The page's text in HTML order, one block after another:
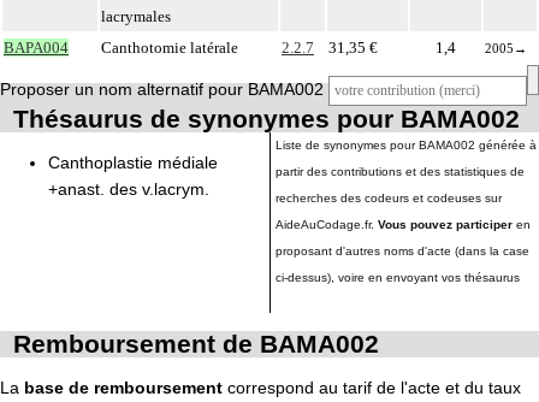
lacrymales
BAPA004 Canthotomie latérale 2.2.7 31,35 € 1,4 2005 →
Proposer un nom alternatif pour BAMA002
Thésaurus de synonymes pour BAMA002
Canthoplastie médiale
+anast. des v.lacrym.
Liste de synonymes pour BAMA002 générée à
partir des contributions et des statistiques de
recherches des codeurs et codeuses sur
AideAuCodage.fr. Vous pouvez participer en
proposant d'autres noms d'acte (dans la case
ci-dessus), voire en envoyant vos thésaurus
Remboursement de BAMA002
La base de remboursement correspond au tarif de l'acte et du taux